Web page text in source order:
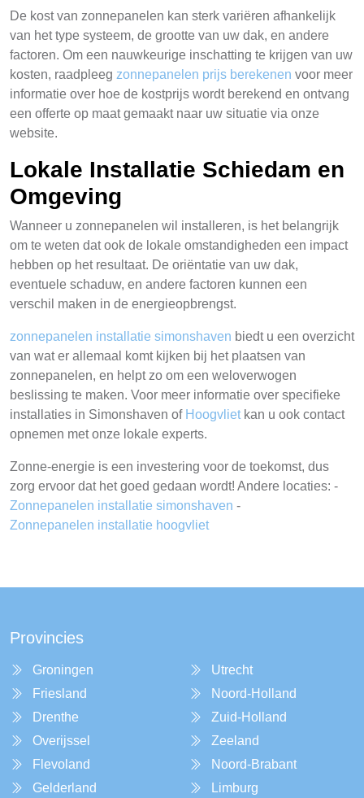
De kost van zonnepanelen kan sterk variëren afhankelijk
van het type systeem, de grootte van uw dak, en andere
factoren. Om een nauwkeurige inschatting te krijgen van uw
kosten, raadpleeg zonnepanelen prijs berekenen voor meer
informatie over hoe de kostprijs wordt berekend en ontvang
een offerte op maat gemaakt naar uw situatie via onze
website.
Lokale Installatie Schiedam en
Omgeving
Wanneer u zonnepanelen wil installeren, is het belangrijk
om te weten dat ook de lokale omstandigheden een impact
hebben op het resultaat. De oriëntatie van uw dak,
eventuele schaduw, en andere factoren kunnen een
verschil maken in de energieopbrengst.
zonnepanelen installatie simonshaven biedt u een overzicht
van wat er allemaal komt kijken bij het plaatsen van
zonnepanelen, en helpt zo om een weloverwogen
beslissing te maken. Voor meer informatie over specifieke
installaties in Simonshaven of Hoogvlietkan u ook contact
opnemen met onze lokale experts.
Zonne-energie is een investering voor de toekomst, dus
zorg ervoor dat het goed gedaan wordt! Andere locaties: -
Zonnepanelen installatie simonshaven -
Zonnepanelen installatie hoogvliet
Provincies
Groningen
Friesland
Drenthe
Overijssel
Flevoland
Gelderland
Utrecht
Noord-Holland
Zuid-Holland
Zeeland
Noord-Brabant
Limburg